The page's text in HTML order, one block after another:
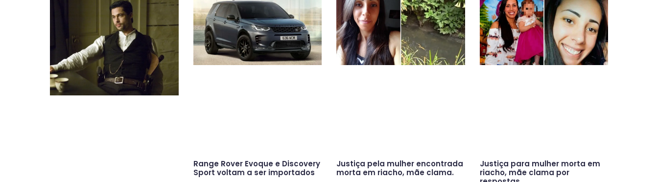
Range Rover Evoque e Discovery
Sport voltam a ser importados
Justiça pela mulher encontrada
morta em riacho, mãe clama.
Justiça para mulher morta em
riacho, mãe clama por